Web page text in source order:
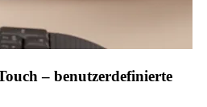
– benutzerdefinierte